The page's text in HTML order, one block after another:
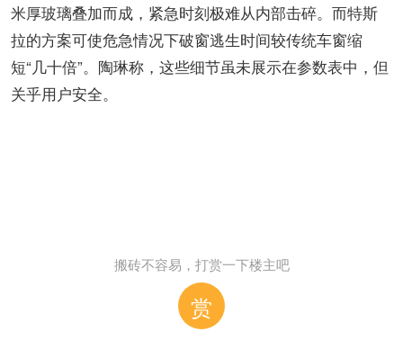
米厚玻璃叠加而成，紧急时刻极难从内部击碎。而特斯
拉的方案可使危急情况下破窗逃生时间较传统车窗缩
短“几十倍”。陶琳称，这些细节虽未展示在参数表中，但
关乎用户安全。
搬砖不容易，打赏一下楼主吧
赏